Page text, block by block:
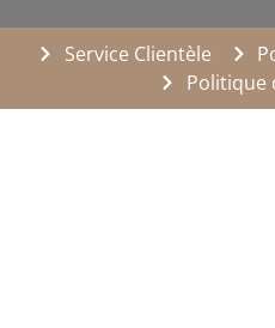
Service Clientèle
Politique